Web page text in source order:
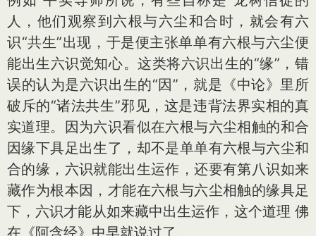
人，他们观察到六根与六尘和合时，就会有六
识“共生”出现，于是便主张单单有六根与六尘便
能出生六识觉知心。这类将六识出生的“缘”，错
误的认为是六识出生的“因”，就是《中论》里所
破斥的“诸法共生”邪见，这是违背法界实相的真
实道理。因为六识看似在六根与六尘相触的和合
因缘下具足出生了，却不是单单有六根与六尘和
合的缘，六识就能出生运作，还要有第八识如来
藏作为根本因，才能在六根与六尘相触的缘具足
下，六识才能从如来藏中出生运作，这个道理 佛
在《阿含经》中早就说过了。